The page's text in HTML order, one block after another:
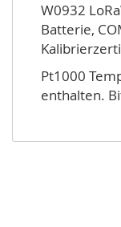
W0932
Batterie,
Pt1000
enthalten.